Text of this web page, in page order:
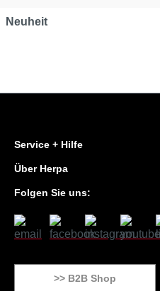
Neuheit
Service + Hilfe
Über Herpa
Folgen Sie uns:
>> B2B Shop